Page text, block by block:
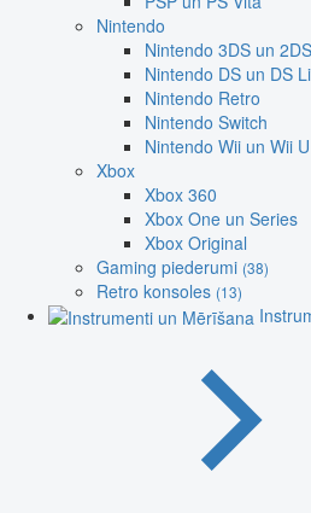
Nintendo
Nintendo 3DS un 2DS
Nintendo DS un DS
Nintendo Retro
Nintendo Switch
Nintendo Wii un Wii U
Xbox
Xbox 360
Xbox One un Series
Xbox Original
Gaming piederumi (38)
Retro konsoles (13)